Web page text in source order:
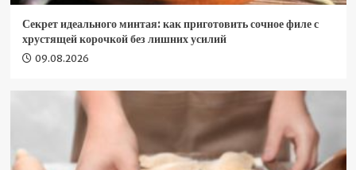
Секрет идеального минтая: как приготовить сочное филе с
хрустящей корочкой без лишних усилий
09.08.2026